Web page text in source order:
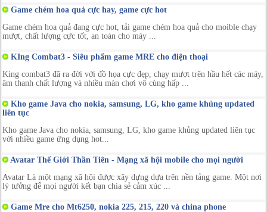
Game chém hoa quả cực hay, game cực hot
Game chém hoa quả đang cực hot, tải game chém hoa quả cho moible chạy
mượt, chất lượng cực tốt, an toàn cho máy ...
KIng Combat3 - Siêu phẩm game MRE cho điện thoại
King combat3 đã ra đời với đồ họa cực đẹp, chạy mượt trên hầu hết các máy,
âm thanh chất lượng và nhiều màn chơi vô cùng hấp ...
Kho game Java cho nokia, samsung, LG, kho game khủng updated
liên tục
Kho game Java cho nokia, samsung, LG, kho game khủng updated liên tục
với nhiều game ứng dụng hot...
Avatar Thế Giới Thần Tiên - Mạng xã hội mobile cho mọi người
Avatar Là một mạng xã hội được xây dựng dựa trên nền tảng game. Một nơi
lý tưởng để mọi người kết bạn chia sẻ cảm xúc ...
Game Mre cho Mt6250, nokia 225, 215, 220 và china phone